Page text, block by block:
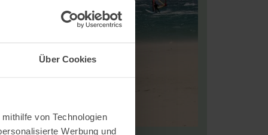
Über Cookies
von Technologien
Werbung und